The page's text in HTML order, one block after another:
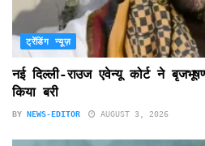
ट्रेंडिंग न्यूज़
नई दिल्ली-राउज एवेन्यू कोर्ट ने
किया बरी
BY NEWS-EDITOR AUGUST 3, 2026